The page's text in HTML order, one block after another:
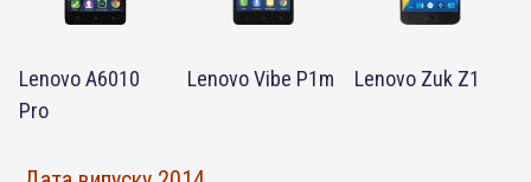
Lenovo A6010
Pro
Lenovo Vibe P1m Lenovo Zuk Z1